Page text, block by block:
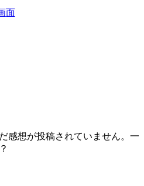
感想が投稿されていません。一